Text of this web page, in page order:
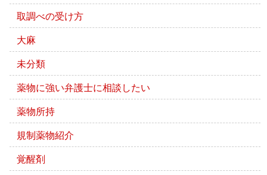
取調べの受け方
大麻
未分類
薬物に強い弁護士に相談したい
薬物所持
規制薬物紹介
覚醒剤